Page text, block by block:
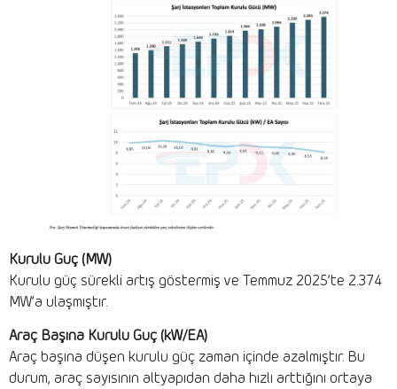
Kurulu Güç (MW)
Kurulu güç sürekli artış göstermiş ve Temmuz 2025’te 2.374
MW’a ulaşmıştır.
Araç Başına Kurulu Güç (kW/EA)
Araç başına düşen kurulu güç zaman içinde azalmıştır. Bu
durum, araç sayısının altyapıdan daha hızlı arttığını ortaya